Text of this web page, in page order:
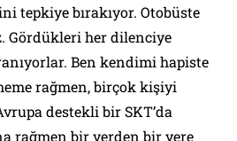
tepkiye bırakıyor. Otobüste
Gördükleri her dilenciye
Ben kendimi hapiste
rağmen, birçok kişiyi
destekli bir SKT’da
rağmen bir yerden bir yere